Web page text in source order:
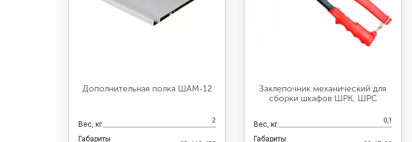
Дополнительная полка ШАМ-12
Вес, кг 2
Габариты
Заклепочник механический для
сборки шкафов ШРК, ШРС
Вес, кг 0,1
Габариты